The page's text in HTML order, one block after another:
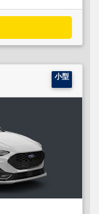
小型